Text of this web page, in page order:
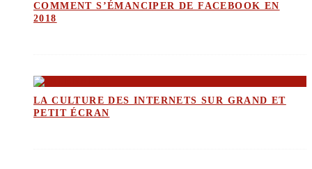
COMMENT S’ÉMANCIPER DE FACEBOOK EN
2018
LA CULTURE DES INTERNETS SUR GRAND ET
PETIT ÉCRAN